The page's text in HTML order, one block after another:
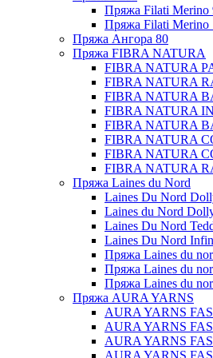
Пряжа Filati Merino
Пряжа Filati Merino
Пряжа Ангора 80
Пряжа FIBRA NATURA
FIBRA NATURA
FIBRA NATURA
FIBRA NATURA
FIBRA NATURA
FIBRA NATURA
FIBRA NATURA
FIBRA NATURA
FIBRA NATURA
Пряжа Laines du Nord
Laines Du Nord
Laines du Nord
Laines Du Nord
Laines Du Nord
Пряжа Laines du
Пряжа Laines du
Пряжа Laines du
Пряжа AURA YARNS
AURA YARNS
AURA YARNS
AURA YARNS
AURA YARNS